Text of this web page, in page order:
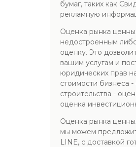
бумаг, таких как
рекламную
Оценка рынка
недостроенным
оценку. Это
вашим услугам и
юридических прав
стоимости бизнеса
строительства -
оценка
Оценка рынка
мы можем
LINE, с доставкой